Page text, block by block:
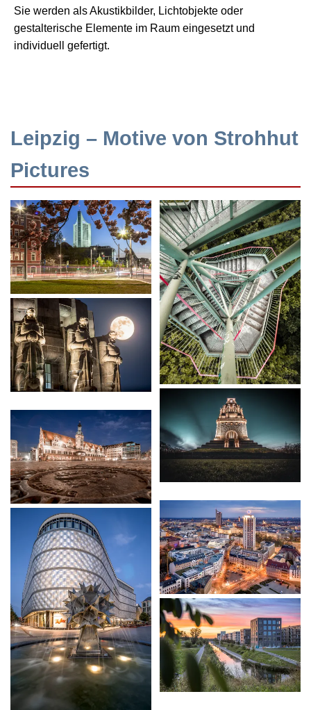
Sie werden als Akustikbilder, Lichtobjekte oder
gestalterische Elemente im Raum eingesetzt und
individuell gefertigt.
Leipzig – Motive von Strohhut
Pictures